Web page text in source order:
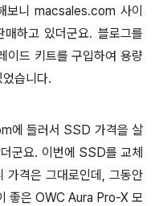
보니 macsales.com 사이
하고 있더군요. 블로그를
이드 키트를 구입하여 용량
습니다.
에 들러서 SSD 가격을 살
군요. 이번에 SSD를 교체
가격은 그대로인데, 그동안
좋은 OWC Aura Pro-X 모